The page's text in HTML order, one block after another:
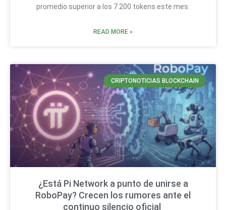
promedio superior a los 7.200 tokens este mes.
READ MORE »
CRIPTONOTICIAS BLOCKCHAIN
¿Está Pi Network a punto de unirse a
RoboPay? Crecen los rumores ante el
continuo silencio oficial